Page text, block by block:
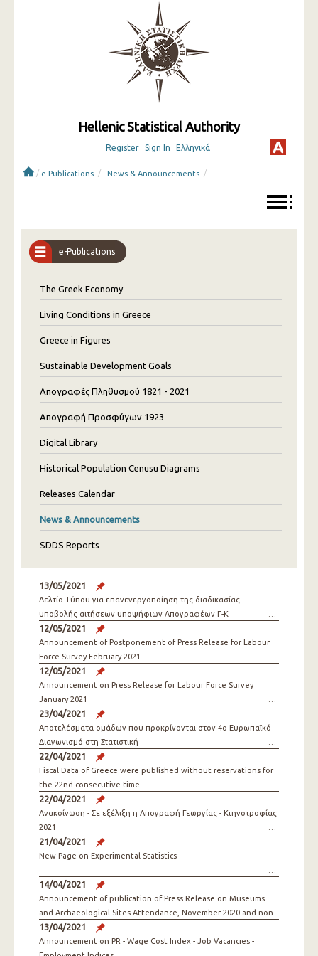
Hellenic Statistical Authority
Register Sign In Ελληνικά
/ e-Publications / News & Announcements /
e-Publications
The Greek Economy
Living Conditions in Greece
Greece in Figures
Sustainable Development Goals
Απογραφές Πληθυσμού 1821 - 2021
Απογραφή Προσφύγων 1923
Digital Library
Historical Population Cenusu Diagrams
Releases Calendar
News & Announcements
SDDS Reports
13/05/2021
Δελτίο Τύπου για επανενεργοποίηση της διαδικασίας
υποβολής αιτήσεων υποψήφιων Απογραφέων Γ-Κ
12/05/2021
Announcement of Postponement of Press Release for Labour
Force Survey February 2021
12/05/2021
Announcement on Press Release for Labour Force Survey
January 2021
23/04/2021
Αποτελέσματα ομάδων που προκρίνονται στον 4ο Ευρωπαϊκό
Διαγωνισμό στη Στατιστική
22/04/2021
Fiscal Data of Greece were published without reservations for
the 22nd consecutive time
22/04/2021
Ανακοίνωση - Σε εξέλιξη η Απογραφή Γεωργίας - Κτηνοτροφίας
2021
21/04/2021
New Page on Experimental Statistics
14/04/2021
Announcement of publication of Press Release on Museums
and Archaeological Sites Attendance, November 2020 and non
publication of Press Releases December 2020, January &
February 2021
13/04/2021
Announcement on PR - Wage Cost Index - Job Vacancies -